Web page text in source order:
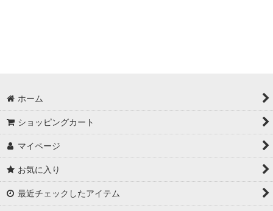
ホーム
ショッピングカート
マイページ
お気に入り
最近チェックしたアイテム